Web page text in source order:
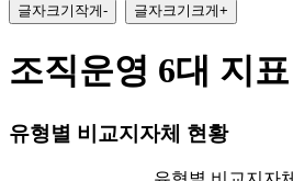
글자크기작게- 글자크기크게+
조직운영 6대 지표
유형별 비교지자체 현황